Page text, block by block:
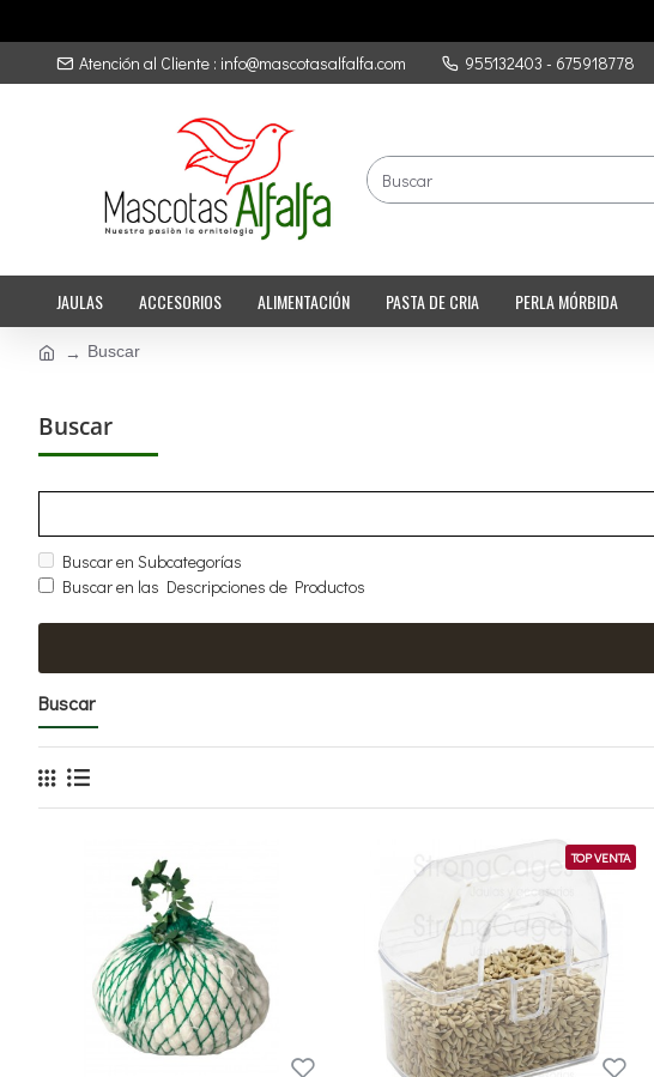
Atención al Cliente : info@mascotasalfalfa.com
955132403 - 675918778
JAULAS ACCESORIOS ALIMENTACIÓN PASTA DE CRIA PERLA MÓRBIDA
Buscar
Buscar
Buscar en Subcategorías
Buscar en las Descripciones de Productos
Buscar
TOP VENTA